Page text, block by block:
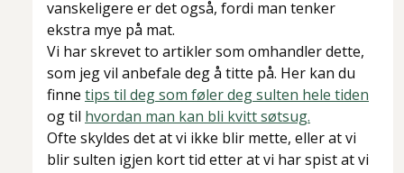
vanskeligere er det også, fordi man tenker
ekstra mye på mat.
Vi har skrevet to artikler som omhandler dette,
som jeg vil anbefale deg å titte på. Her kan du
finne tips til deg som føler deg sulten hele tiden
og til hvordan man kan bli kvitt søtsug.
Ofte skyldes det at vi ikke blir mette, eller at vi
blir sulten igjen kort tid etter at vi har spist at vi